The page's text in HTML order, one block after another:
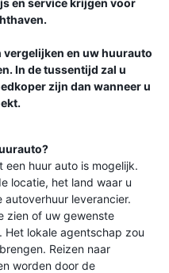
en service krijgen voor
.
en uw huurauto
. In de tussentijd zal u
zijn dan wanneer u
huur auto is mogelijk.
locatie, het land waar u
leverancier.
zien of uw gewenste
Het lokale agentschap zou
Reizen naar
worden door de